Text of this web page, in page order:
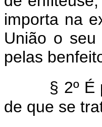
importa na
União o
pelas
§ 2º
de que se